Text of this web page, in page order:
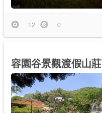
12 0
容園谷景觀渡假山莊